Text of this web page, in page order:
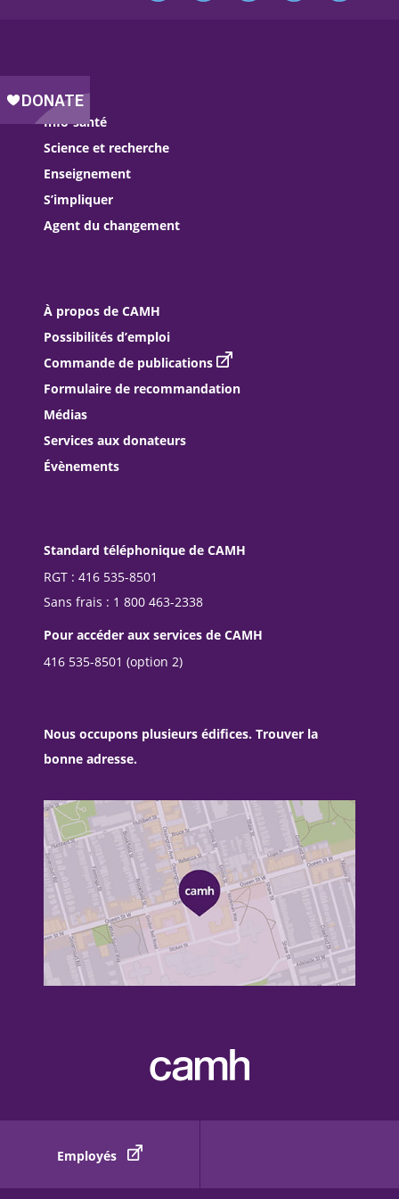
Soins
Info-santé
Science et recherche
Enseignement
S’impliquer
Agent du changement
À propos de CAMH
Possibilités d’emploi
Commande de publications
Formulaire de recommandation
Médias
Services aux donateurs
Évènements
Standard téléphonique de CAMH
RGT : 416 535-8501
Sans frais : 1 800 463-2338
Pour accéder aux services de CAMH
416 535-8501 (option 2)
Nous occupons plusieurs édifices. Trouver la
bonne adresse.
Employés